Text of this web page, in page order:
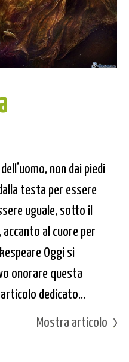
non dai piedi
testa per essere
uguale, sotto il
al cuore per
Oggi si
onorare questa
dedicato...
Mostra articolo